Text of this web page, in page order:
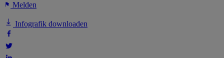
Melden
Infografik downloaden